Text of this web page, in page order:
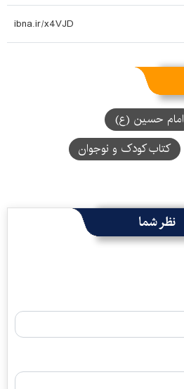
امام حسین (ع)
کتاب کودک و نوجوان
نظر شما